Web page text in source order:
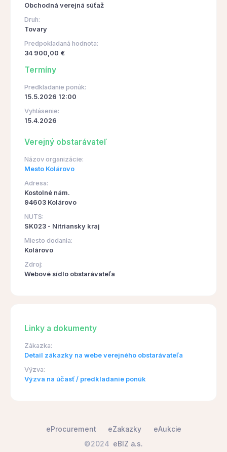
Obchodná verejná súťaž
Druh:
Tovary
Predpokladaná hodnota:
34 900,00 €
Termíny
Predkladanie ponúk:
15.5.2026 12:00
Vyhlásenie:
15.4.2026
Verejný obstarávateľ
Názov organizácie:
Mesto Kolárovo
Adresa:
Kostolné nám.
94603 Kolárovo
NUTS:
SK023 - Nitriansky kraj
Miesto dodania:
Kolárovo
Zdroj:
Webové sídlo obstarávateľa
Linky a dokumenty
Zákazka:
Detail zákazky na webe verejného obstarávateľa
Výzva:
Výzva na účasť / predkladanie ponúk
©2024 eBIZ a.s.
eProcurement eZakazky eAukcie